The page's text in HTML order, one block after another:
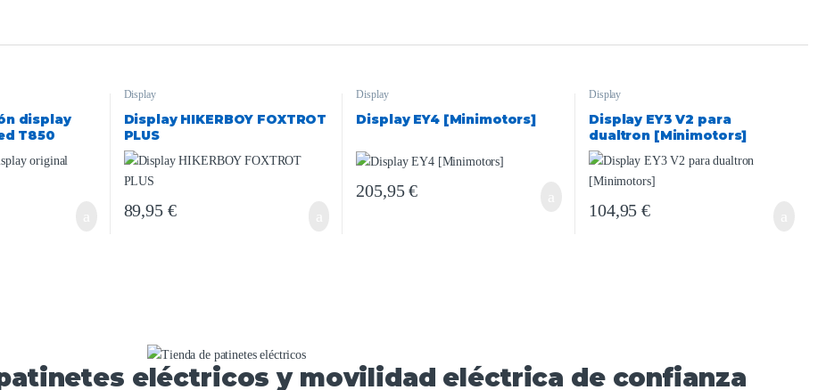
display
T850
Display
Display HIKERBOY FOXTROT
PLUS
89,95 €
Display
Display EY4 [Minimotors]
205,95€
Display
Display EY3 V2 para
dualtron [Minimotors]
104,95€
eléctricos y movilidad eléctrica de confianza​